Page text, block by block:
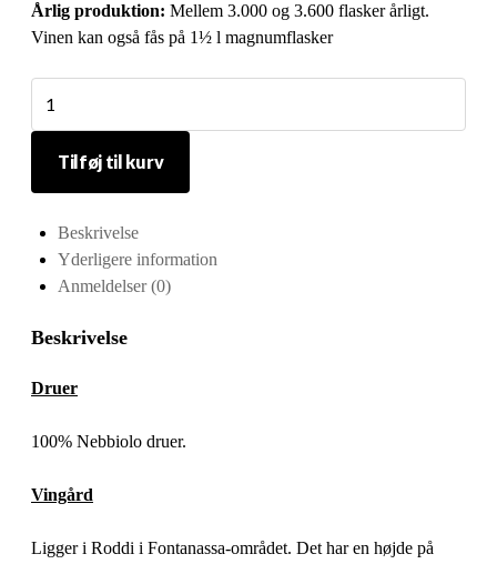
Årlig produktion: Mellem 3.000 og 3.600 flasker årligt.
Vinen kan også fås på 1½ l magnumflasker
Nebbiolo
antalTilføj til kurv
Beskrivelse
Yderligere information
Anmeldelser (0)
Beskrivelse
Druer
100% Nebbiolo druer.
Vingård
Ligger i Roddi i Fontanassa-området. Det har en højde på